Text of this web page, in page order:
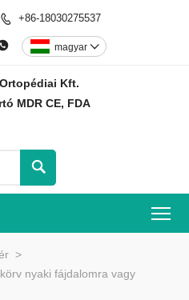
 +86-18030275537
magyar 
Kft.
MDR CE, FDA

>
nyaki fájdalomra vagy